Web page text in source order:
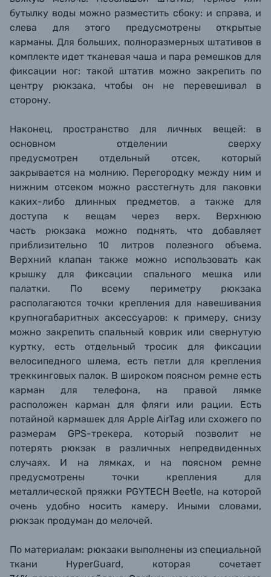
бутылку воды можно разместить сбоку: и справа, и
слева для этого предусмотрены открытые
карманы. Для больших, полноразмерных штативов в
комплекте идет тканевая чаша и пара ремешков для
фиксации ног: такой штатив можно закрепить по
центру рюкзака, чтобы он не перевешивал в
сторону.
Наконец, пространство для личных вещей: в
основном отделении сверху
предусмотрен отдельный отсек, который
закрывается на молнию. Перегородку между ним и
нижним отсеком можно расстегнуть для паковки
каких-либо длинных предметов, а также для
доступа к вещам через верх. Верхнюю
часть рюкзака можно поднять, что добавляет
приблизительно 10 литров полезного объема.
Верхний клапан также можно использовать как
крышку для фиксации спального мешка или
палатки. По всему периметру рюкзака
располагаются точки крепления для навешивания
крупногабаритных аксессуаров: к примеру, снизу
можно закрепить спальный коврик или свернутую
куртку, есть отдельный тросик для фиксации
велосипедного шлема, есть петли для крепления
треккинговых палок. В широком поясном ремне есть
карман для телефона, на правой лямке
расположен карман для фляги или рации. Есть
потайной кармашек для Apple AirTag или схожего по
размерам GPS-трекера, который позволит не
потерять рюкзак в различных непредвиденных
случаях. И на лямках, и на поясном ремне
предусмотрены точки крепления для
металлической пряжки PGYTECH Beetle, на которой
очень удобно носить камеру. Иными словами,
рюкзак продуман до мелочей.
По материалам: рюкзаки выполнены из специальной
ткани HyperGuard, которая сочетает